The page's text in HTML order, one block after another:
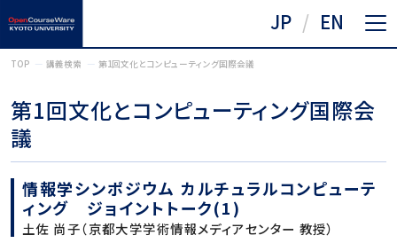
JP EN
TOP 講義検索 第1回文化とコンピューティング国際会議
第1回文化とコンピューティング国際会
議
情報学シンポジウム カルチュラルコンピューテ
ィング ジョイントトーク(1)
土佐 尚子（京都大学学術情報メディアセンター 教授）